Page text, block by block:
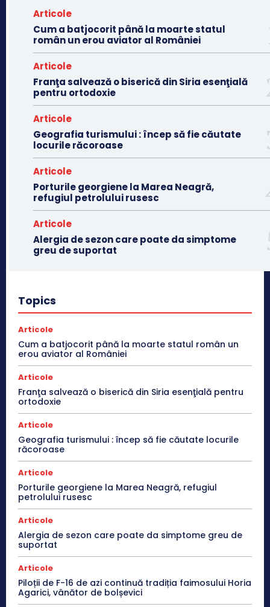
Articole
Cum a batjocorit până la moarte statul
român un erou aviator al României
Articole
Franţa salvează o biserică din Siria esenţială
pentru ortodoxie
Articole
Geografia turismului : încep să fie căutate
locurile răcoroase
Articole
Porturile georgiene la Marea Neagră,
refugiul petrolului rusesc
Articole
Alergia de sezon care poate da simptome
greu de suportat
Topics
Articole
Cum a batjocorit până la moarte statul român un
erou aviator al României
Articole
Franţa salvează o biserică din Siria esenţială pentru
ortodoxie
Articole
Geografia turismului : încep să fie căutate locurile
răcoroase
Articole
Porturile georgiene la Marea Neagră, refugiul
petrolului rusesc
Articole
Alergia de sezon care poate da simptome greu de
suportat
Articole
Piloții de F-16 de azi continuă tradiția faimosului Horia
Agarici, vânător de bolșevici